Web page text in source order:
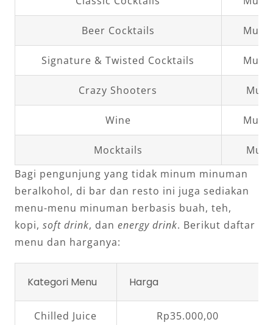
Beer Cocktails
Signature & Twisted Cocktails
Crazy Shooters
Wine
Mocktails
Bagi pengunjung yang tidak minum minuman
beralkohol, di bar dan resto ini juga sediakan
menu-menu minuman berbasis buah, teh,
kopi, soft drink, dan energy drink. Berikut daftar
menu dan harganya:
Kategori Menu Harga
Chilled Juice Rp35.000,00